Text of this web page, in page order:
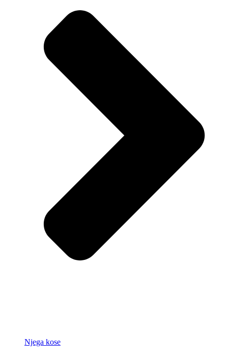
Njega kose